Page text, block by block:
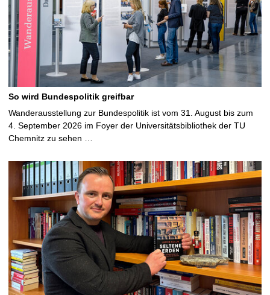
So wird Bundespolitik greifbar
Wanderausstellung zur Bundespolitik ist vom 31. August bis zum
4. September 2026 im Foyer der Universitätsbibliothek der TU
Chemnitz zu sehen …